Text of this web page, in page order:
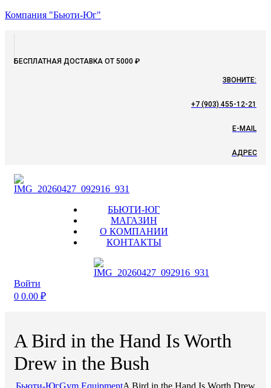
Компания "Бьюти-Юг"
БЕСПЛАТНАЯ ДОСТАВКА ОТ 5000 ₽
ЗВОНИТЕ:
+7 (903) 455-12-21
E-MAIL
АДРЕС
БЬЮТИ-ЮГ
МАГАЗИН
О КОМПАНИИ
КОНТАКТЫ
Войти
0 0.00 ₽
A Bird in the Hand Is Worth
Drew in the Bush
Бьюти-ЮгGym EquipmentA Bird in the Hand Is Worth Drew